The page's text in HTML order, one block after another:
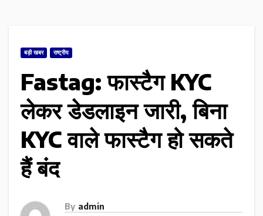
बड़ी खबर राष्ट्रीय
Fastag: फास्टैग KYC
लेकर डेडलाइन जारी, बिना
KYC वाले फास्टैग हो सकते
हैं बंद
By admin